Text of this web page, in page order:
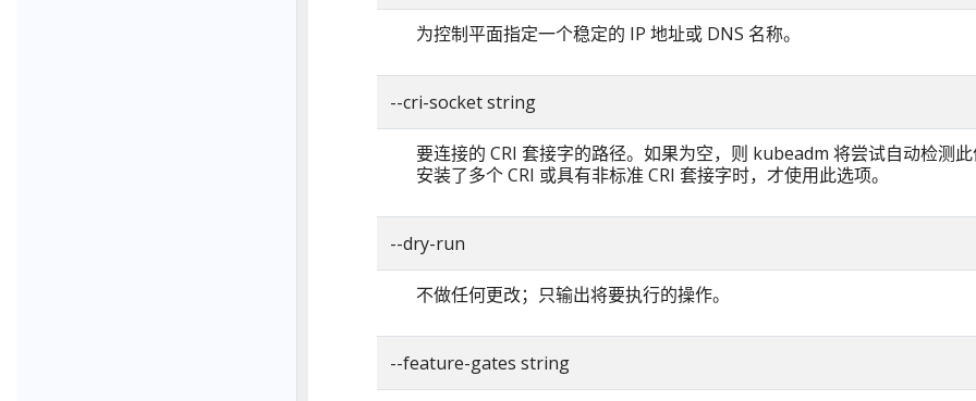
为控制平面指定一个稳定的 IP 地址或 DNS 名称。
--cri-socket string
要连接的 CRI 套接字的路径。如果为空，则 kubeadm 将尝试自动检测
安装了多个 CRI 或具有非标准 CRI 套接字时，才使用此选项。
--dry-run
不做任何更改；只输出将要执行的操作。
--feature-gates string